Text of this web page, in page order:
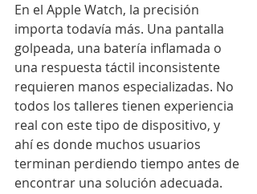
En el Apple Watch, la precisión
importa todavía más. Una pantalla
golpeada, una batería inflamada o
una respuesta táctil inconsistente
requieren manos especializadas. No
todos los talleres tienen experiencia
real con este tipo de dispositivo, y
ahí es donde muchos usuarios
terminan perdiendo tiempo antes de
encontrar una solución adecuada.